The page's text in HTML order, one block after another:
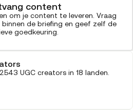
content
om je content te leveren. Vraag
de briefing en geef zelf de
goedkeuring.
UGC creators in 18 landen.